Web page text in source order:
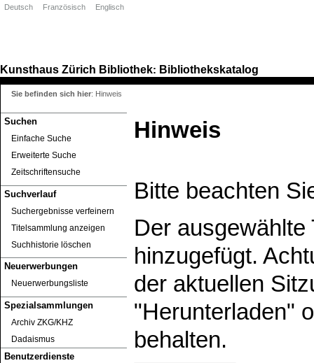
Kunsthaus Zürich Bibliothek: Bibliothekskatalog
Suchen
Einfache Suche
Erweiterte Suche
Zeitschriftensuche
Suchverlauf
Suchergebnisse verfeinern
Titelsammlung anzeigen
Suchhistorie löschen
Neuerwerbungen
Neuerwerbungsliste
Spezialsammlungen
Archiv ZKG/KHZ
Dadaismus
Benutzerdienste
Deutsch Französisch Englisch
Sie befinden sich hier: Hinweis
Hinweis
Bitte beachten
Der ausgewählte
hinzugefügt.
der aktuellen
"Herunterladen"
behalten.